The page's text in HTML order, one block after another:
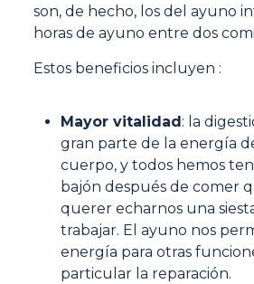
son, de hecho, los del ayuno
horas de ayuno entre dos
Estos beneficios incluyen :
Mayor vitalidad : la
gran parte de la energía
cuerpo, y todos hemos
bajón después de comer
querer echarnos una
trabajar. El ayuno nos
energía para otras
particular la reparación.